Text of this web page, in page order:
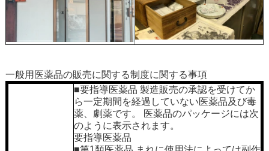
一般用医薬品の販売に関する制度に関する事項
■要指導医薬品 製造販売の承認を受けてか
ら一定期間を経過していない医薬品及び毒
薬、劇薬です。 医薬品のパッケージには次
のように表示されます。
要指導医薬品